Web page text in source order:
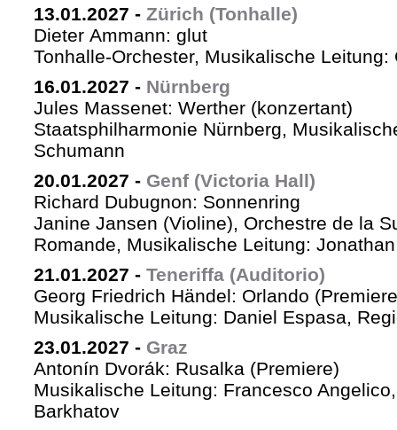
13.01.2027 - Zürich (Tonhalle)
Dieter Ammann: glut
Tonhalle-Orchester, Musikalische Leitung:
16.01.2027 - Nürnberg
Jules Massenet: Werther (konzertant)
Staatsphilharmonie Nürnberg,
Schumann
20.01.2027 - Genf (Victoria Hall)
Richard Dubugnon: Sonnenring
Janine Jansen (Violine), Orchestre de la
Romande, Musikalische Leitung:
21.01.2027 - Teneriffa (Auditorio)
Georg Friedrich Händel: Orlando
Musikalische Leitung: Daniel Espasa,
23.01.2027 - Graz
Antonín Dvorák: Rusalka (Premiere)
Musikalische Leitung: Francesco
Barkhatov